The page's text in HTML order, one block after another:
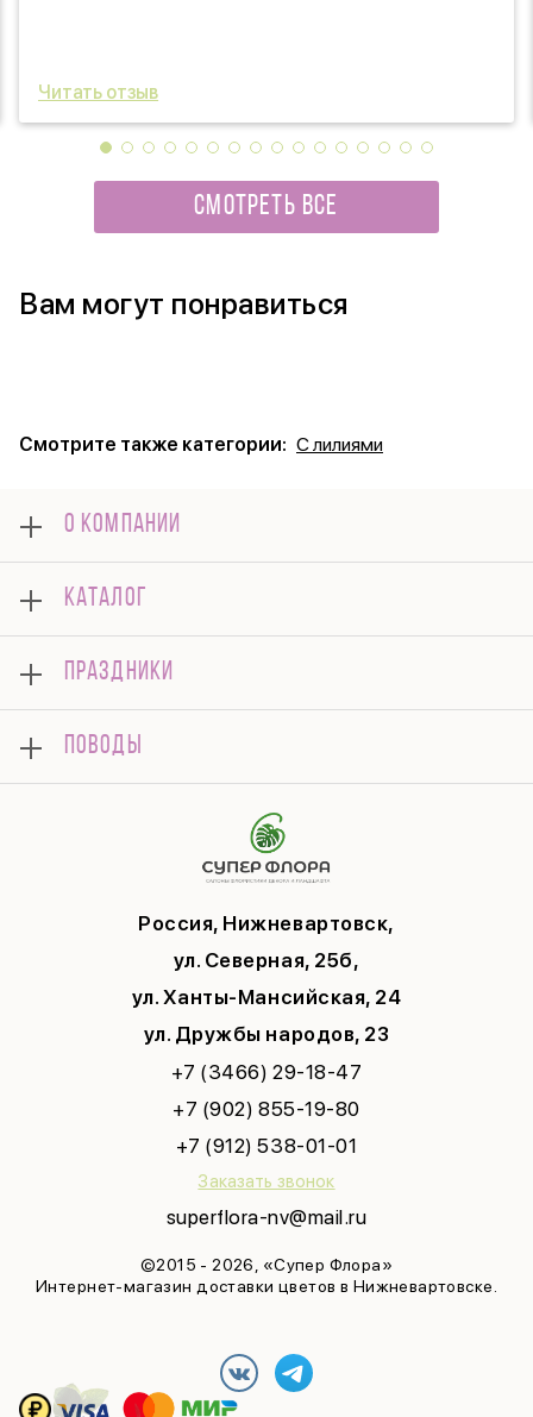
Читать отзыв
СМОТРЕТЬ ВСЕ
Вам могут понравиться
Смотрите также категории: С лилиями
Россия, Нижневартовск,
ул. Северная, 25б,
ул. Ханты-Мансийская, 24
ул. Дружбы народов, 23
+7 (3466) 29-18-47
+7 (902) 855-19-80
+7 (912) 538-01-01
Заказать звонок
superflora-nv@mail.ru
©2015 - 2026, «Супер Флора»
Интернет-магазин доставки цветов в Нижневартовске.
О КОМПАНИИ
Оплата
Отзывы
Гарантии
Доставка
Корпоративным клиентам
Вопросы и ответы
Политика конфиденциальности
Соглашение на рекламу
КАТАЛОГ
Розы
Композиции
Комнатные
Подарки
Открытки
ПРАЗДНИКИ
14 февраля
День Матери
ПОВОДЫ